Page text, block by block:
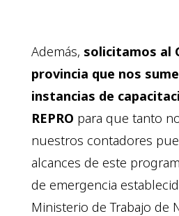
Además, solicitamos al
provincia que nos
instancias de
REPRO para que tanto
nuestros contadores
alcances de este
de emergencia
Ministerio de Trabajo de